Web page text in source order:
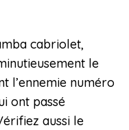
cabriolet,
le
l’ennemie numéro
ont passé
aussi le